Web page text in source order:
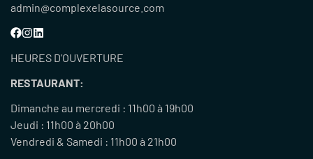
admin@complexelasource.com
HEURES D’OUVERTURE
RESTAURANT:
Dimanche au mercredi : 11h00 à 19h00
Jeudi : 11h00 à 20h00
Vendredi & Samedi : 11h00 à 21h00
Confirm your age